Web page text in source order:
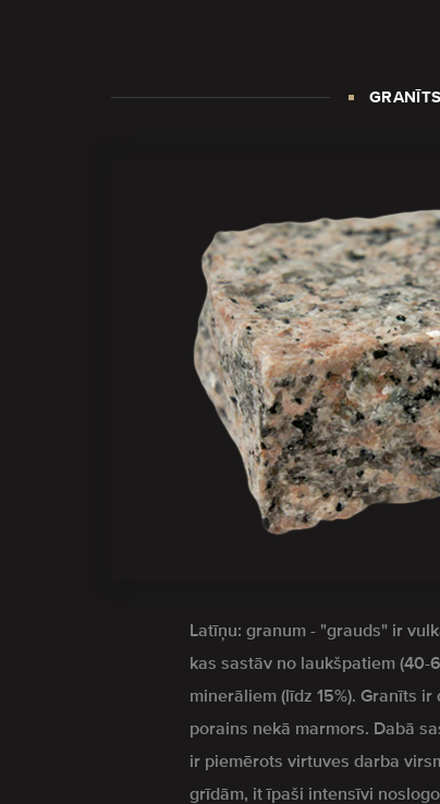
GRANĪTS
Latīņu: granum - "grauds" ir
kas sastāv no laukšpatiem (40-
minerāliem (līdz 15%). Granīts
porains nekā marmors. Dabā
ir piemērots virtuves darba
grīdām, it īpaši intensīvi